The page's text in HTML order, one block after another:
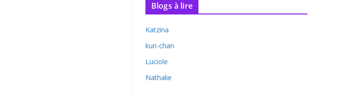
Blogs à lire
Katzina
kuri-chan
Luciole
Nathalie